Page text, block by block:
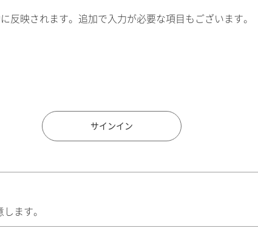
住所検索
映されます。追加で入力が必要な項目もございます。
サインイン
します。